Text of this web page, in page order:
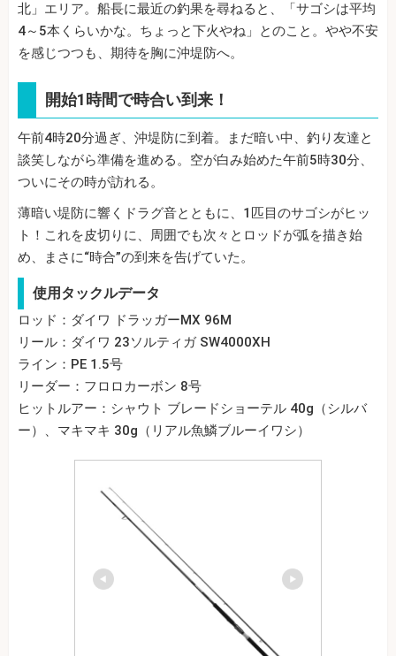
北」エリア。船長に最近の釣果を尋ねると、「サゴシは平均
4～5本くらいかな。ちょっと下火やね」とのこと。やや不安
を感じつつも、期待を胸に沖堤防へ。
開始1時間で時合い到来！
午前4時20分過ぎ、沖堤防に到着。まだ暗い中、釣り友達と
談笑しながら準備を進める。空が白み始めた午前5時30分、
ついにその時が訪れる。
薄暗い堤防に響くドラグ音とともに、1匹目のサゴシがヒッ
ト！これを皮切りに、周囲でも次々とロッドが弧を描き始
め、まさに“時合”の到来を告げていた。
使用タックルデータ
ロッド：ダイワ ドラッガーMX 96M
リール：ダイワ 23ソルティガ SW4000XH
ライン：PE 1.5号
リーダー：フロロカーボン 8号
ヒットルアー：シャウト ブレードショーテル 40g（シルバ
ー）、マキマキ 30g（リアル魚鱗ブルーイワシ）